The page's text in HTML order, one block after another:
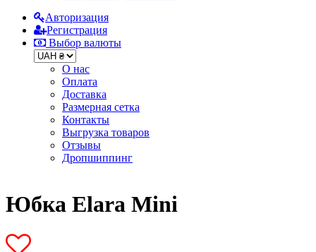
Авторизация
Регистрация
Выбор валюты
О нас
Оплата
Доставка
Размерная сетка
Контакты
Выгрузка товаров
Отзывы
Дропшиппинг
Юбка Elara Mini